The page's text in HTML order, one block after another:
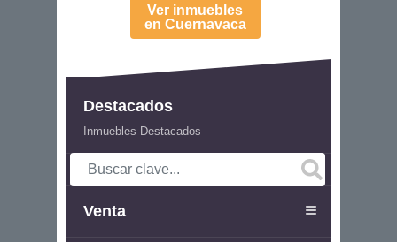
Ver inmuebles
en Cuernavaca
Destacados
Inmuebles Destacados
Venta